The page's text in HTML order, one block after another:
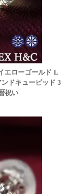
エローゴールド L
ドキューピッド 3
祝い